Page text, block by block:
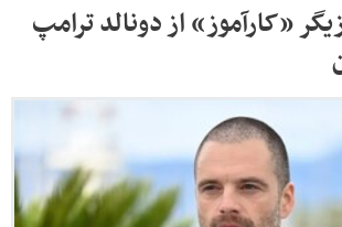
«کارآموز» از دونالد ترامپ